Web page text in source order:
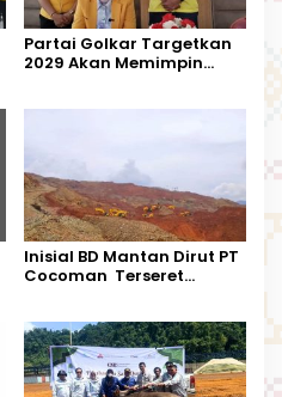
Partai Golkar Targetkan
2029 Akan Memimpin
Inisial BD Mantan Dirut PT
Cocoman Terseret
Kalimantan Barat